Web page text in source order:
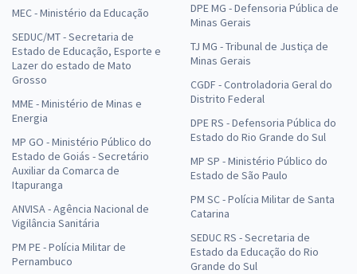
MEC - Ministério da Educação
SEDUC/MT - Secretaria de
Estado de Educação, Esporte e
Lazer do estado de Mato
Grosso
MME - Ministério de Minas e
Energia
MP GO - Ministério Público do
Estado de Goiás - Secretário
Auxiliar da Comarca de
Itapuranga
ANVISA - Agência Nacional de
Vigilância Sanitária
PM PE - Polícia Militar de
Pernambuco
DPE MG - Defensoria Pública de
Minas Gerais
TJ MG - Tribunal de Justiça de
Minas Gerais
CGDF - Controladoria Geral do
Distrito Federal
DPE RS - Defensoria Pública do
Estado do Rio Grande do Sul
MP SP - Ministério Público do
Estado de São Paulo
PM SC - Polícia Militar de Santa
Catarina
SEDUC RS - Secretaria de
Estado da Educação do Rio
Grande do Sul